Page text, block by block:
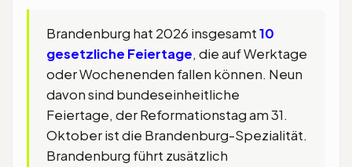
Brandenburg hat 2026 insgesamt10
gesetzliche Feiertage, die auf Werktage
oder Wochenenden fallen können. Neun
davon sind bundeseinheitliche
Feiertage, der Reformationstag am 31.
Oktober ist die Brandenburg-Spezialität.
Brandenburg führt zusätzlich